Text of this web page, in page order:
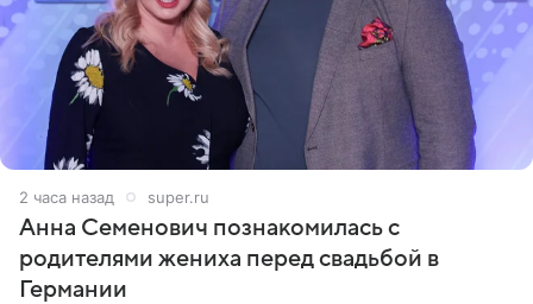
2 часа назад super.ru
Анна Семенович познакомилась с
родителями жениха перед свадьбой в
Германии